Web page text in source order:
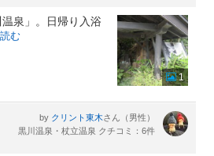
泉」。日帰り入浴
む
1
by クリント東木さん（男性）
黒川温泉・杖立温泉 クチコミ：6件